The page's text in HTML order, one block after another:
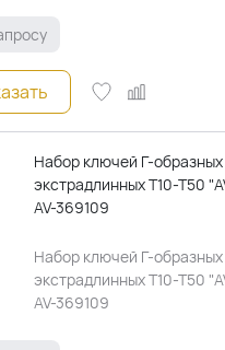
Набор ключей Г-образных
экстрадлинных T10-T50
AV-369109
Набор ключей Г-образных
экстрадлинных T10-T50
AV-369109